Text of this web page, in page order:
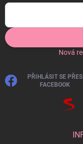
Nová
PŘIHLÁSIT SE PŘES
FACEBOOK